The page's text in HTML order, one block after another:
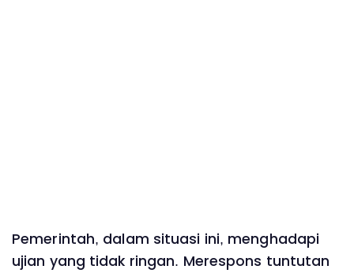
Pemerintah, dalam situasi ini, menghadapi
ujian yang tidak ringan. Merespons tuntutan